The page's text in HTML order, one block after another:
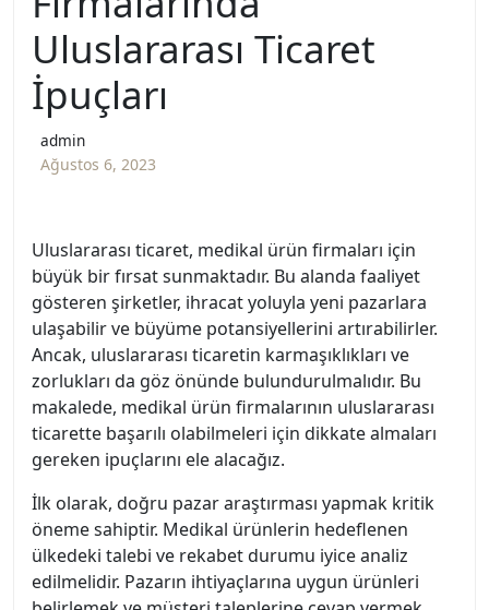
Uluslararası Ticaret
İpuçları
admin
Ağustos 6, 2023
Uluslararası ticaret, medikal ürün firmaları için
büyük bir fırsat sunmaktadır. Bu alanda faaliyet
gösteren şirketler, ihracat yoluyla yeni pazarlara
ulaşabilir ve büyüme potansiyellerini artırabilirler.
Ancak, uluslararası ticaretin karmaşıklıkları ve
zorlukları da göz önünde bulundurulmalıdır. Bu
makalede, medikal ürün firmalarının uluslararası
ticarette başarılı olabilmeleri için dikkate almaları
gereken ipuçlarını ele alacağız.
İlk olarak, doğru pazar araştırması yapmak kritik
öneme sahiptir. Medikal ürünlerin hedeflenen
ülkedeki talebi ve rekabet durumu iyice analiz
edilmelidir. Pazarın ihtiyaçlarına uygun ürünleri